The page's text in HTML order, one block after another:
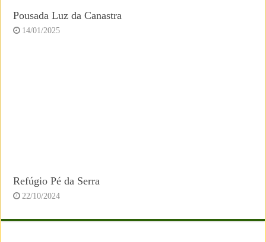
Pousada Luz da Canastra
14/01/2025
Refúgio Pé da Serra
22/10/2024